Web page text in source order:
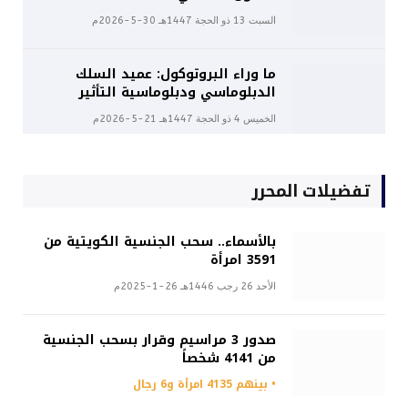
السبت 13 ذو الحجة 1447هـ 30-5-2026م
ما وراء البروتوكول: عميد السلك
الدبلوماسي ودبلوماسية التأثير
الخميس 4 ذو الحجة 1447هـ 21-5-2026م
تفضيلات المحرر
بالأسماء.. سحب الجنسية الكويتية من
3591 امرأة
الأحد 26 رجب 1446هـ 26-1-2025م
صدور 3 مراسيم وقرار بسحب الجنسية
من 4141 شخصاً
• بينهم 4135 امرأة و6 رجال